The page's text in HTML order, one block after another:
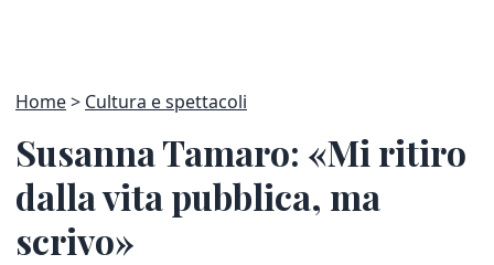
Home Cultura e spettacoli
Susanna Tamaro: «Mi ritiro
dalla vita pubblica, ma
scrivo»